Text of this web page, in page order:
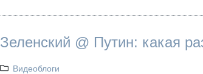
Зеленский @ Путин: какая
Видеоблоги